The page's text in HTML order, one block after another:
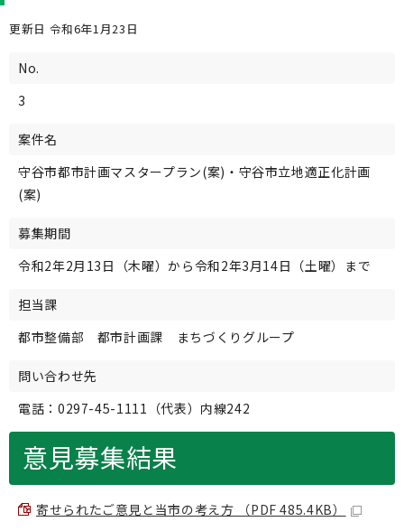
更新日 令和6年1月23日
No.
3
案件名
守谷市都市計画マスタープラン(案)・守谷市立地適正化計画
(案)
募集期間
令和2年2月13日（木曜）から令和2年3月14日（土曜）まで
担当課
都市整備部 都市計画課 まちづくりグループ
問い合わせ先
電話：0297-45-1111（代表）内線242
意見募集結果
寄せられたご意見と当市の考え方 （PDF 485.4KB）